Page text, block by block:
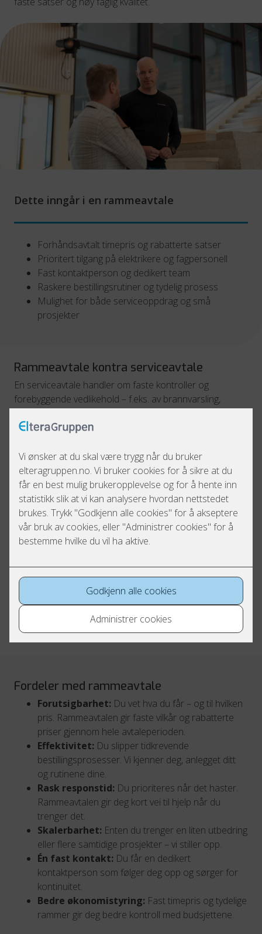
Dette inngår i en rammeavtale
Forhåndsavtalt timepris og rabatterte satser
Prioritert tilgang på elektrikere og fagpersonell
Fast kontaktperson og dedikert team
Raskere bestillingsrutiner og tydelig prosess
Mulighet for både serviceoppdrag og små
prosjekter
Rammeavtale kontra serviceavtale
En serviceavtale handler om faste kontroller og
forebyggende vedlikehold – f.eks. av brannvarsling,
av elektrotjenester og gir deg større fleksibilitet i
Serviceavtale = drift og
vedlikehold. Rammeavtale =
fleksibel totalleveranse.
Fordeler med rammeavtale
Forutsigbarhet: Du vet hva du får – og til hvilken
pris. Rammeavtalen gir faste vilkår og rabatterte
priser gjennom hele avtaleperioden.
Effektivitet: Du slipper tidkrevende
bestillingsprosesser. Vi kjenner deg, anlegget ditt
og rutinene dine.
Rask responstid: Du prioriteres når det haster.
Rammeavtalen gir deg kort vei til hjelp når du
trenger det.
Skalerbarhet: Enten du trenger en liten utbedring
eller flere samtidige prosjekter – vi stiller opp.
Én fast kontakt: Du får en dedikert
kontaktperson som følger deg opp og sørger for
kontinuitet.
Bedre økonomistyring: Fast timepris og tydelige
rammer gir deg bedre kontroll med budsjettene.